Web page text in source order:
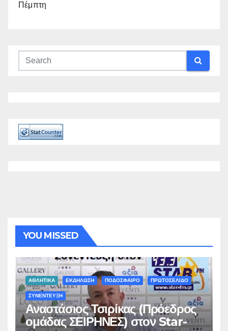
Πέμπτη
YOU MISSED
ΑΘΛΗΤΙΚΑ ΕΚΔΗΛΩΣΗ ΠΟΔΟΣΦΑΙΡΟ ΠΡΩΤΟΣΕΛΙΔΟ
ΣΥΝΕΝΤΕΥΞΗ
Αναστάσιος Τσιρίκας (Πρόεδρος
ομάδας ΣΕΙΡΗΝΕΣ) στον Star-